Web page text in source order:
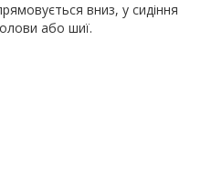
вниз, у сидіння
або шиї.